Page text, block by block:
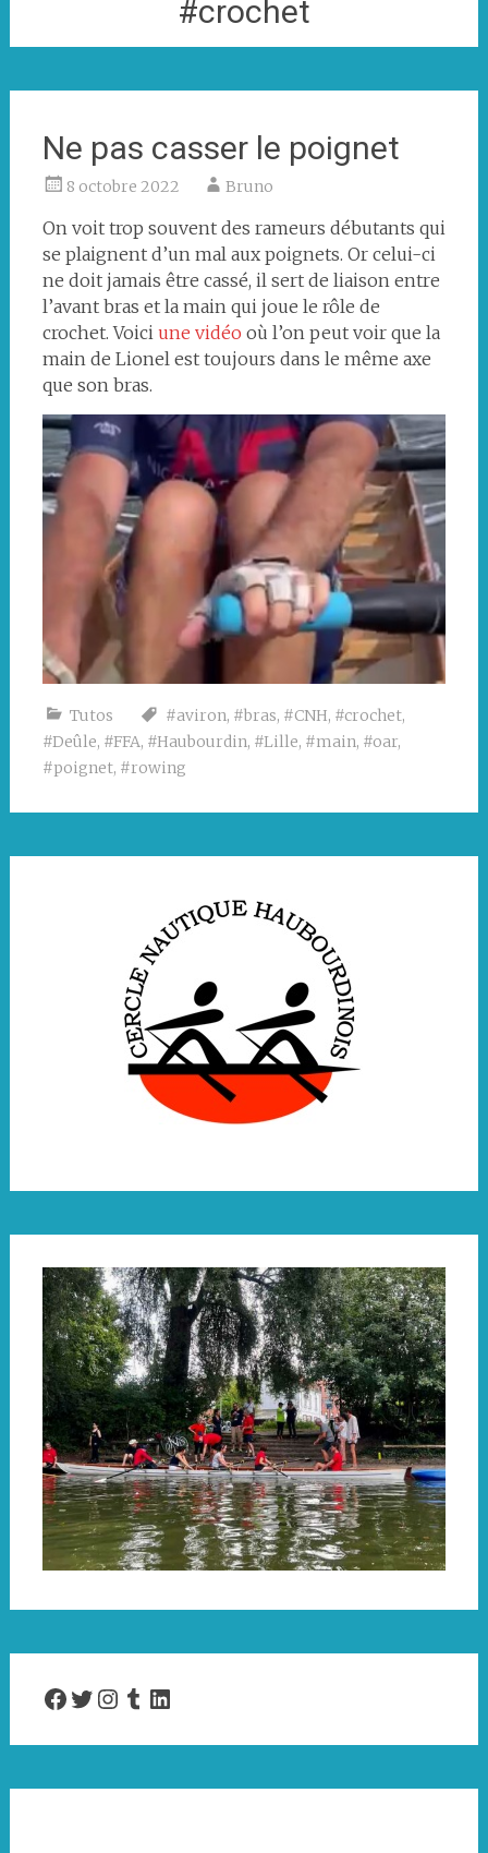
#crochet
Ne pas casser le poignet
8 octobre 2022 Bruno
On voit trop souvent des rameurs débutants qui
se plaignent d’un mal aux poignets. Or celui-ci
ne doit jamais être cassé, il sert de liaison entre
l’avant bras et la main qui joue le rôle de
crochet. Voici une vidéo où l’on peut voir que la
main de Lionel est toujours dans le même axe
que son bras.
Tutos #aviron, #bras, #CNH, #crochet,
#Deûle, #FFA, #Haubourdin, #Lille, #main, #oar,
#poignet, #rowing
Facebook
Twitter
Instagram
Tumblr
LinkedIn